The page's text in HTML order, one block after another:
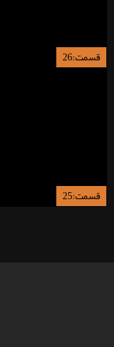
قسمت:26
قسمت:25